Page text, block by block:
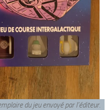
du jeu envoyé par l’éditeur.